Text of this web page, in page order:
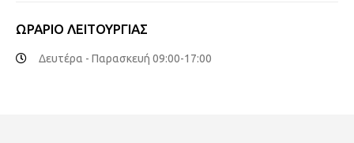
ΩΡΑΡΙΟ ΛΕΙΤΟΥΡΓΙΑΣ
Δευτέρα - Παρασκευή 09:00-17:00